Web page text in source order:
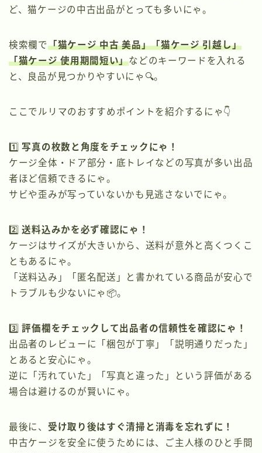
ど、猫ケージの中古出品がとっても多いにゃ。
検索欄で「猫ケージ 中古 美品」「猫ケージ 引越し」
「猫ケージ 使用期間短い」などのキーワードを入れる
と、良品が見つかりやすいにゃ🔍。
ここでルリマのおすすめポイントを紹介するにゃ👇
1️⃣写真の枚数と角度をチェックにゃ！
ケージ全体・ドア部分・底トレイなどの写真が多い出品
者ほど信頼できるにゃ。
サビや歪みが写っていないかも見逃さないでにゃ。
2️⃣送料込みかを必ず確認にゃ！
ケージはサイズが大きいから、送料が意外と高くつくこ
ともあるにゃ。
「送料込み」「匿名配送」と書かれている商品が安心で
トラブルも少ないにゃ📦。
3️⃣評価欄をチェックして出品者の信頼性を確認にゃ！
出品者のレビューに「梱包が丁寧」「説明通りだった」
とあると安心にゃ。
逆に「汚れていた」「写真と違った」という評価がある
場合は避けるのが賢いにゃ。
最後に、 受け取り後はすぐ清掃と消毒を忘れずに！
中古ケージを安全に使うためには、ご主人様のひと手間